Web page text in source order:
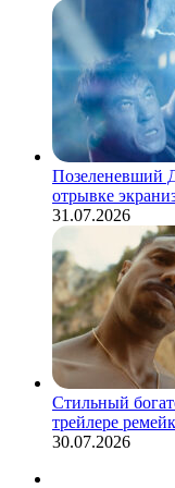
Позеленевший
отрывке
31.07.2026
Стильный
трейлере
30.07.2026